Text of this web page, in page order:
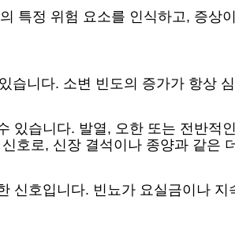
특정 위험 요소를 인식하고, 증상
니다. 소변 빈도의 증가가 항상
습니다. 발열, 오한 또는 전반적
호로, 신장 결석이나 종양과 같은
신호입니다. 빈뇨가 요실금이나